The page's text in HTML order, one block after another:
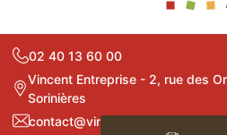
02 40 13 60 00
Vincent Entreprise - 2, rue des
Sorinières
contact@vincententreprise.fr